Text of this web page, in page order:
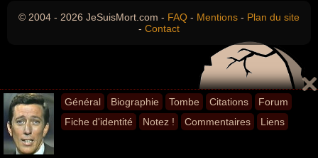
Général Biographie Tombe Citations
Forum
Fiche d'identité
Notez ! Commentaires Liens
© 2004 - 2026 JeSuisMort.com - FAQ - Mentions - Plan du site
- Contact